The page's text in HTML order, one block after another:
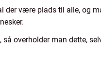
der være plads til alle, og
overholder man dette,